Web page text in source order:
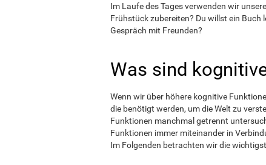
Im Laufe des Tages verwenden wir
Frühstück zubereiten? Du willst ein
Gespräch mit Freunden?
Was sind
Wenn wir über höhere kognitive
die benötigt werden, um die Welt zu
Funktionen manchmal getrennt
Funktionen immer miteinander in
Im Folgenden betrachten wir die